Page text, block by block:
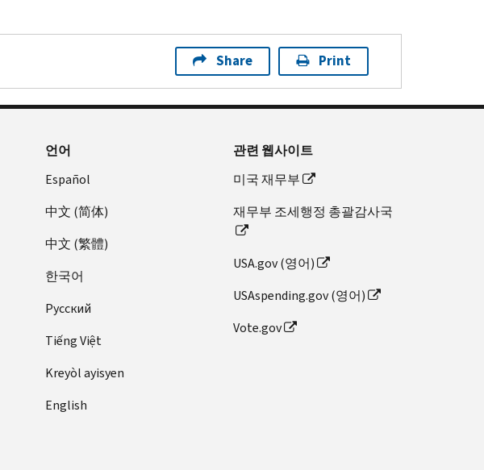
Share Print
언어
Español
中文 (简体)
中文 (繁體)
한국어
Pусский
Tiếng Việt
Kreyòl ayisyen
English
관련 웹사이트
미국 재무부
재무부 조세행정 총괄감사국
USA.gov (영어)
USAspending.gov (영어)
Vote.gov